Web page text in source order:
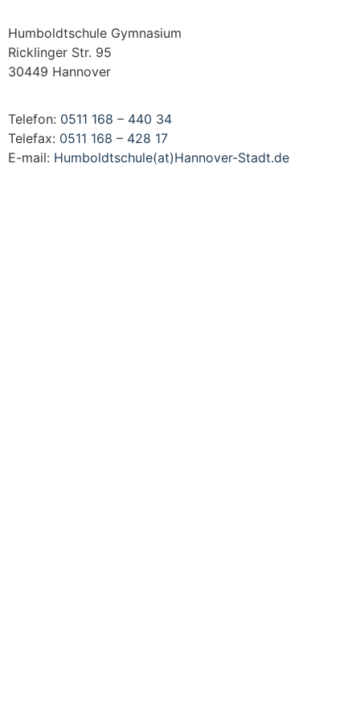
Humboldtschule Gymnasium
Ricklinger Str. 95
30449 Hannover
Telefon: 0511 168 – 440 34
Telefax: 0511 168 – 428 17
E-mail: Humboldtschule(at)Hannover-Stadt.de